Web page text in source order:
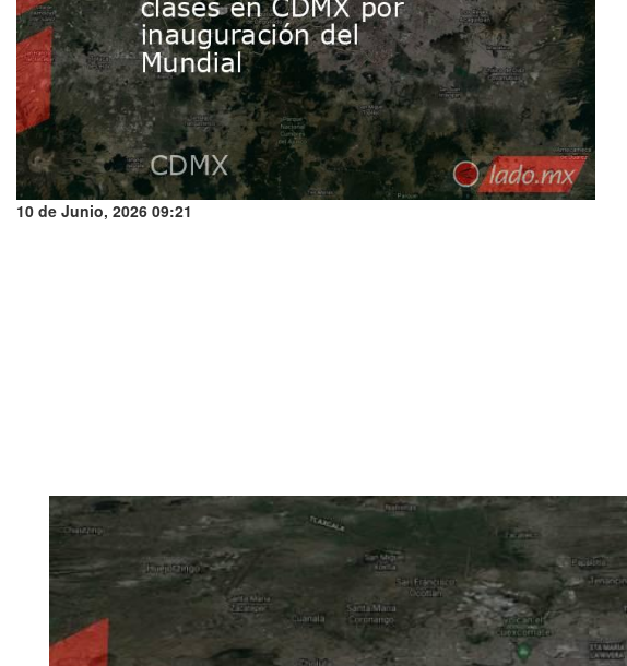
10 de Junio, 2026 09:21